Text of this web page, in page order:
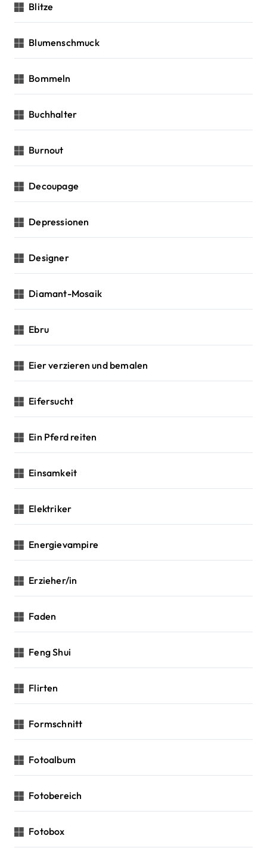
Blitze
Blumenschmuck
Bommeln
Buchhalter
Burnout
Decoupage
Depressionen
Designer
Diamant-Mosaik
Ebru
Eier verzieren und bemalen
Eifersucht
Ein Pferd reiten
Einsamkeit
Elektriker
Energievampire
Erzieher/in
Faden
Feng Shui
Flirten
Formschnitt
Fotoalbum
Fotobereich
Fotobox